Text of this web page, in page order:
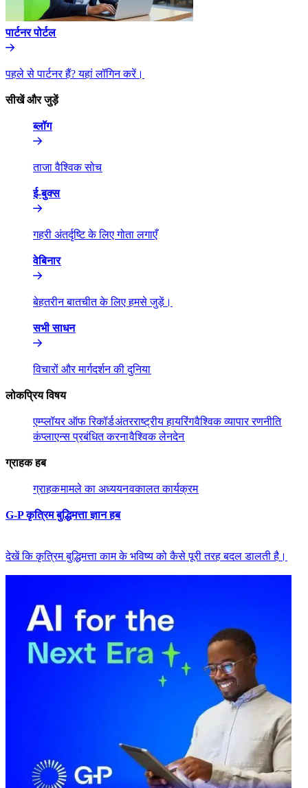
पार्टनर पोर्टल​​
पहले से पार्टनर हैं? यहां लॉगिन करें।​​
सीखें और जुड़ें​​
ब्लॉग​​
ताजा वैश्विक सोच​​
ई-बुक्स​​
गहरी अंतर्दृष्टि के लिए गोता लगाएँ​​
वेबिनार​​
बेहतरीन बातचीत के लिए हमसे जुड़ें।​​
सभी साधन​​
विचारों और मार्गदर्शन की दुनिया​​
लोकप्रिय विषय​​
एम्प्लॉयर ऑफ रिकॉर्ड​​अंतरराष्ट्रीय हायरिंग​​वैश्विक व्यापार रणनीति​​
कंप्लाएन्स प्रबंधित करना​​वैश्विक लेनदेन​​
ग्राहक हब​​
ग्राहक​​मामले का अध्ययन​​वकालत कार्यक्रम​​
G-P कृत्रिम बुद्धिमत्ता ज्ञान हब​​
देखें कि कृत्रिम बुद्धिमत्ता काम के भविष्य को कैसे पूरी तरह बदल डालती है।​​